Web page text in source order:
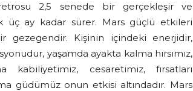
2,5 senede bir gerçekleşir ve
üç ay kadar sürer. Mars güçlü etkileri
gezegendir. Kişinin içindeki enerjidir,
yaşamda ayakta kalma hırsımız,
kabiliyetimiz, cesaretimiz, fırsatları
güdümüz onun etkisi altındadır. Mars